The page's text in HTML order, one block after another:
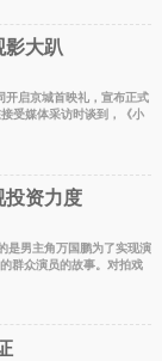
影大趴
启京城首映礼，宣布正式
受媒体采访时谈到，《小
投资力度
男主角万国鹏为了实现演
群众演员的故事。对拍戏
证